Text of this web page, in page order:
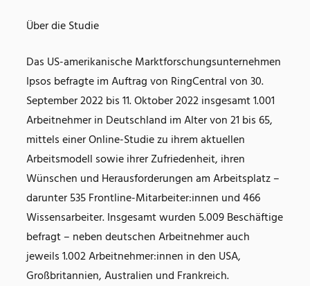
Über die Studie
Das US-amerikanische Marktforschungsunternehmen
Ipsos befragte im Auftrag von RingCentral von 30.
September 2022 bis 11. Oktober 2022 insgesamt 1.001
Arbeitnehmer in Deutschland im Alter von 21 bis 65,
mittels einer Online-Studie zu ihrem aktuellen
Arbeitsmodell sowie ihrer Zufriedenheit, ihren
Wünschen und Herausforderungen am Arbeitsplatz –
darunter 535 Frontline-Mitarbeiter:innen und 466
Wissensarbeiter. Insgesamt wurden 5.009 Beschäftige
befragt – neben deutschen Arbeitnehmer auch
jeweils 1.002 Arbeitnehmer:innen in den USA,
Großbritannien, Australien und Frankreich.